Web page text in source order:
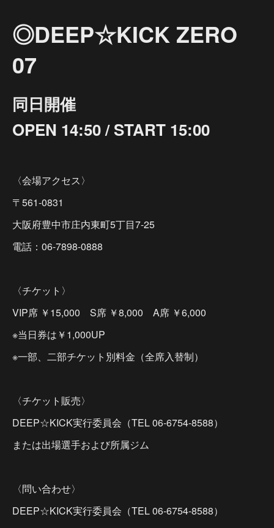
◎DEEP☆KICK ZERO
07
同日開催
OPEN 14:50 / START 15:00
〈会場アクセス〉
〒561-0831
大阪府豊中市庄内東町5丁目7-25
電話：06-7898-0888
〈チケット〉
VIP席 ￥15,000 S席 ￥8,000 A席 ￥6,000
※当日券は￥1,000UP
※一部、二部チケット別料金（全席入替制）
〈チケット販売〉
DEEP☆KICK実行委員会（TEL 06-6754-8588）
または出場選手および所属ジム
〈問い合わせ〉
DEEP☆KICK実行委員会（TEL 06-6754-8588）